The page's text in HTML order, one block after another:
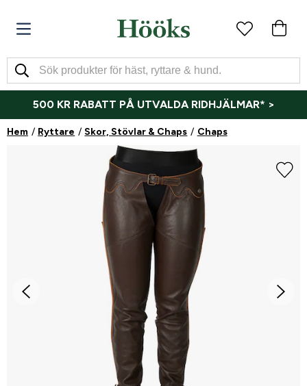
500 KR RABATT PÅ UTVALDA RIDHJÄLMAR* >
Hem Ryttare Skor, Stövlar & Chaps Chaps